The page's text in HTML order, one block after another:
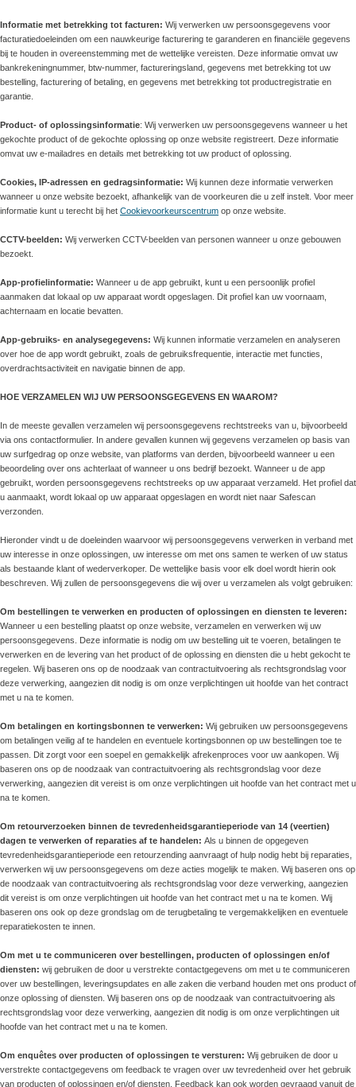
Informatie met betrekking tot facturen: Wij verwerken uw persoonsgegevens voor
facturatiedoeleinden om een nauwkeurige facturering te garanderen en financiële gegevens
bij te houden in overeenstemming met de wettelijke vereisten. Deze informatie omvat uw
bankrekeningnummer, btw-nummer, factureringsland, gegevens met betrekking tot uw
bestelling, facturering of betaling, en gegevens met betrekking tot productregistratie en
garantie.
Product- of oplossingsinformatie: Wij verwerken uw persoonsgegevens wanneer u het
gekochte product of de gekochte oplossing op onze website registreert. Deze informatie
omvat uw e-mailadres en details met betrekking tot uw product of oplossing.
Cookies, IP-adressen en gedragsinformatie: Wij kunnen deze informatie verwerken
wanneer u onze website bezoekt, afhankelijk van de voorkeuren die u zelf instelt. Voor meer
informatie kunt u terecht bij het Cookievoorkeurscentrum op onze website.
CCTV-beelden: Wij verwerken CCTV-beelden van personen wanneer u onze gebouwen
bezoekt.
App-profielinformatie: Wanneer u de app gebruikt, kunt u een persoonlijk profiel
aanmaken dat lokaal op uw apparaat wordt opgeslagen. Dit profiel kan uw voornaam,
achternaam en locatie bevatten.
App-gebruiks- en analysegegevens: Wij kunnen informatie verzamelen en analyseren
over hoe de app wordt gebruikt, zoals de gebruiksfrequentie, interactie met functies,
overdrachtsactiviteit en navigatie binnen de app.
HOE VERZAMELEN WIJ UW PERSOONSGEGEVENS EN WAAROM?
In de meeste gevallen verzamelen wij persoonsgegevens rechtstreeks van u, bijvoorbeeld
via ons contactformulier. In andere gevallen kunnen wij gegevens verzamelen op basis van
uw surfgedrag op onze website, van platforms van derden, bijvoorbeeld wanneer u een
beoordeling over ons achterlaat of wanneer u ons bedrijf bezoekt. Wanneer u de app
gebruikt, worden persoonsgegevens rechtstreeks op uw apparaat verzameld. Het profiel dat
u aanmaakt, wordt lokaal op uw apparaat opgeslagen en wordt niet naar Safescan
verzonden.
Hieronder vindt u de doeleinden waarvoor wij persoonsgegevens verwerken in verband met
uw interesse in onze oplossingen, uw interesse om met ons samen te werken of uw status
als bestaande klant of wederverkoper. De wettelijke basis voor elk doel wordt hierin ook
beschreven. Wij zullen de persoonsgegevens die wij over u verzamelen als volgt gebruiken:
Om bestellingen te verwerken en producten of oplossingen en diensten te leveren:
Wanneer u een bestelling plaatst op onze website, verzamelen en verwerken wij uw
persoonsgegevens. Deze informatie is nodig om uw bestelling uit te voeren, betalingen te
verwerken en de levering van het product of de oplossing en diensten die u hebt gekocht te
regelen. Wij baseren ons op de noodzaak van contractuitvoering als rechtsgrondslag voor
deze verwerking, aangezien dit nodig is om onze verplichtingen uit hoofde van het contract
met u na te komen.
Om betalingen en kortingsbonnen te verwerken: Wij gebruiken uw persoonsgegevens
om betalingen veilig af te handelen en eventuele kortingsbonnen op uw bestellingen toe te
passen. Dit zorgt voor een soepel en gemakkelijk afrekenproces voor uw aankopen. Wij
baseren ons op de noodzaak van contractuitvoering als rechtsgrondslag voor deze
verwerking, aangezien dit vereist is om onze verplichtingen uit hoofde van het contract met u
na te komen.
Om retourverzoeken binnen de tevredenheidsgarantieperiode van 14 (veertien)
dagen te verwerken of reparaties af te handelen: Als u binnen de opgegeven
tevredenheidsgarantieperiode een retourzending aanvraagt of hulp nodig hebt bij reparaties,
verwerken wij uw persoonsgegevens om deze acties mogelijk te maken. Wij baseren ons op
de noodzaak van contractuitvoering als rechtsgrondslag voor deze verwerking, aangezien
dit vereist is om onze verplichtingen uit hoofde van het contract met u na te komen. Wij
baseren ons ook op deze grondslag om de terugbetaling te vergemakkelijken en eventuele
reparatiekosten te innen.
Om met u te communiceren over bestellingen, producten of oplossingen en/of
diensten: wij gebruiken de door u verstrekte contactgegevens om met u te communiceren
over uw bestellingen, leveringsupdates en alle zaken die verband houden met ons product of
onze oplossing of diensten. Wij baseren ons op de noodzaak van contractuitvoering als
rechtsgrondslag voor deze verwerking, aangezien dit nodig is om onze verplichtingen uit
hoofde van het contract met u na te komen.
Om enquêtes over producten of oplossingen te versturen: Wij gebruiken de door u
verstrekte contactgegevens om feedback te vragen over uw tevredenheid over het gebruik
van producten of oplossingen en/of diensten. Feedback kan ook worden gevraagd vanuit de